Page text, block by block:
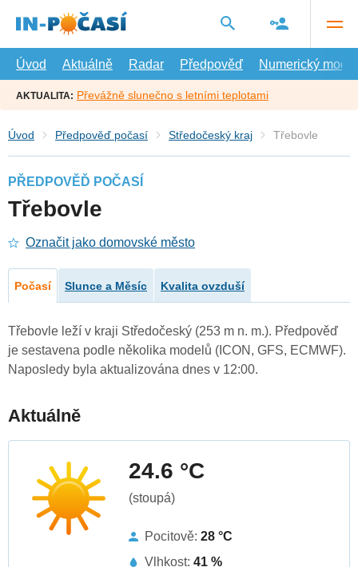
hlavní
Úvod
Aktuálně Radar Předpověď Numerický model
AKTUALITA: Převážně slunečno s letními teplotami
Úvod Předpověď počasí Středočeský kraj Třebovle
PŘEDPOVĚĎ POČASÍ
Třebovle
Označit jako domovské město
Počasí Slunce a Měsíc Kvalita ovzduší
Třebovle leží v kraji Středočeský (253 m n. m.). Předpověď
je sestavena podle několika modelů (ICON, GFS, ECMWF).
Naposledy byla aktualizována dnes v 12:00.
Aktuálně
24.6 °C
(stoupá)
Pocitově: 28 °C
Vlhkost: 41 %